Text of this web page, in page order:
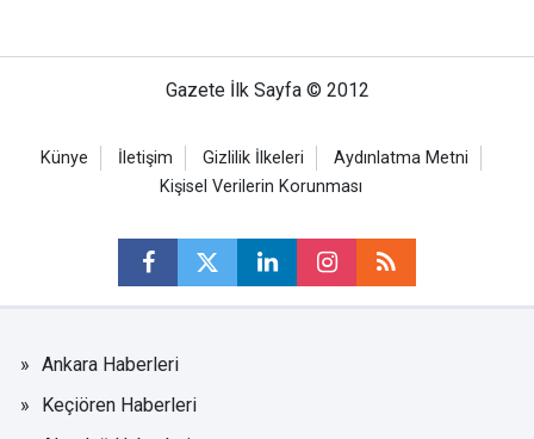
Gazete İlk Sayfa © 2012
Künye İletişim Gizlilik İlkeleri
Aydınlatma Metni
Kişisel Verilerin Korunması
Ankara Haberleri
Keçiören Haberleri